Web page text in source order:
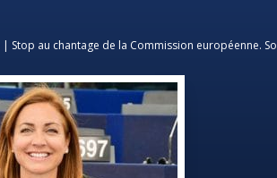
| Stop au chantage de la Commission européenne.